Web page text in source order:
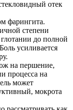
отек
фарингита.
степени
до полной
усиливается
на першение,
процесса на
может
мокрота